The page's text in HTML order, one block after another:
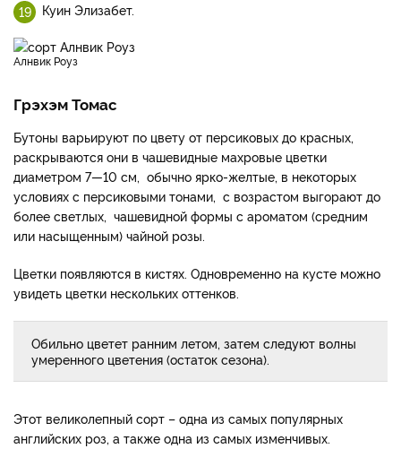
Куин Элизабет.
Алнвик Роуз
Грэхэм Томас
Бутоны варьируют по цвету от персиковых до красных,
раскрываются они в чашевидные махровые цветки
диаметром 7—10 см, обычно ярко-желтые, в некоторых
условиях с персиковыми тонами, с возрастом выгорают до
более светлых, чашевидной формы с ароматом (средним
или насыщенным) чайной розы.
Цветки появляются в кистях. Одновременно на кусте можно
увидеть цветки нескольких оттенков.
Обильно цветет ранним летом, затем следуют волны
умеренного цветения (остаток сезона).
Этот великолепный сорт – одна из самых популярных
английских роз, а также одна из самых изменчивых.